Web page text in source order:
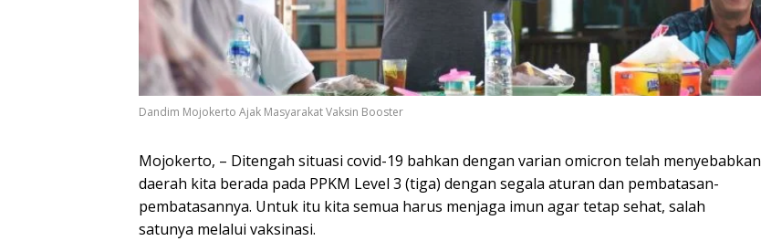
Dandim Mojokerto Ajak Masyarakat Vaksin Booster
Mojokerto, – Ditengah situasi covid-19 bahkan dengan varian omicron telah menyebabkan
daerah kita berada pada PPKM Level 3 (tiga) dengan segala aturan dan pembatasan-
pembatasannya. Untuk itu kita semua harus menjaga imun agar tetap sehat, salah
satunya melalui vaksinasi.